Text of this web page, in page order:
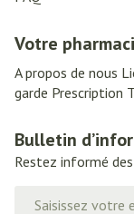
Votre
A propos de nous
garde Prescription
Bulletin
Restez informé